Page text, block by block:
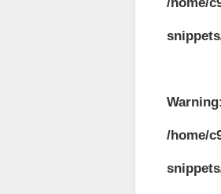
Warning
/home/